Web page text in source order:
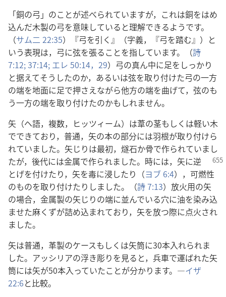
「銅の弓」のことが述べられていますが，これは銅をはめ
込んだ木製の弓を意味していると理解できるようです。
（サム二 22:35）『弓を引く』（字義，『弓を踏む』）と
いう表現は，弓に弦を張ることを指しています。（詩
7:12;37:14; エレ 50:14， 29）弓の真ん中に足をしっかり
と据えてそうしたのか，あるいは弦を取り付けた弓の一方
の端を地面に足で押さえながら他方の端を曲げて，弦のも
う一方の端を取り付けたのかもしれません。
矢（ヘ語，複数，ヒッツィーム）は葦の茎もしくは軽い木
でできており，普通，矢の本の部分には羽根が取り付けら
れていました。矢じりは最初，燧石か骨で作られていまし
たが，後代には金属で作られました。時には，矢に逆
とげを付けたり，矢を毒に浸したり（ヨブ 6:4），可燃性
のものを取り付けたりしました。（詩 7:13）放火用の矢
の場合，金属製の矢じりの端に並んでいる穴に油を染み込
ませた麻くずが詰め込まれており，矢を放つ際に点火され
ました。
矢は普通，革製のケースもしくは矢筒に30本入れられま
した。アッシリアの浮き彫りを見ると，兵車で運ばれた矢
筒には矢が50本入っていたことが分かります。―イザ
22:6と比較。